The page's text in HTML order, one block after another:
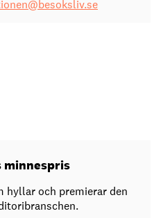
minnespris
och premierar den